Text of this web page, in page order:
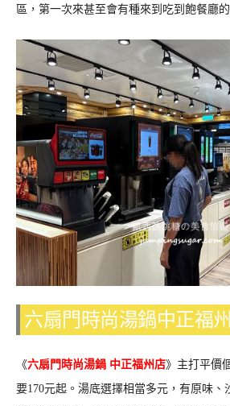
區，第一次來甚至會有種來到吃到飽餐廳
六扇門時尚湯鍋中正福
《六扇門時尚湯鍋 中正福州店》主打平價
要170元起。湯底選擇相當多元，有原味、